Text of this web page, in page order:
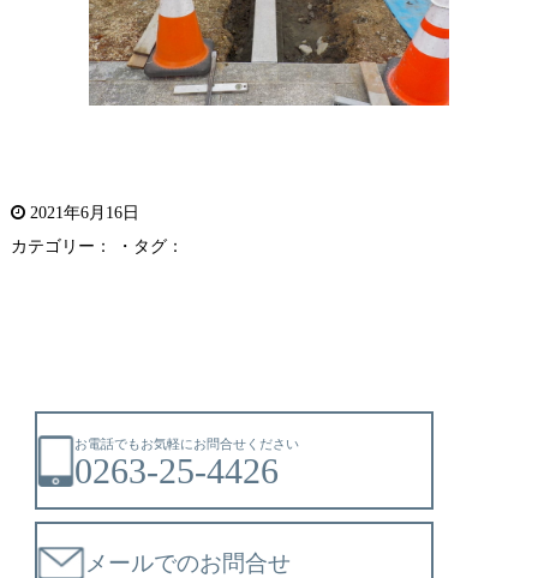
2021年6月16日
カテゴリー： ・タグ：
お電話でもお気軽にお問合せください
0263-25-4426
メールでのお問合せ